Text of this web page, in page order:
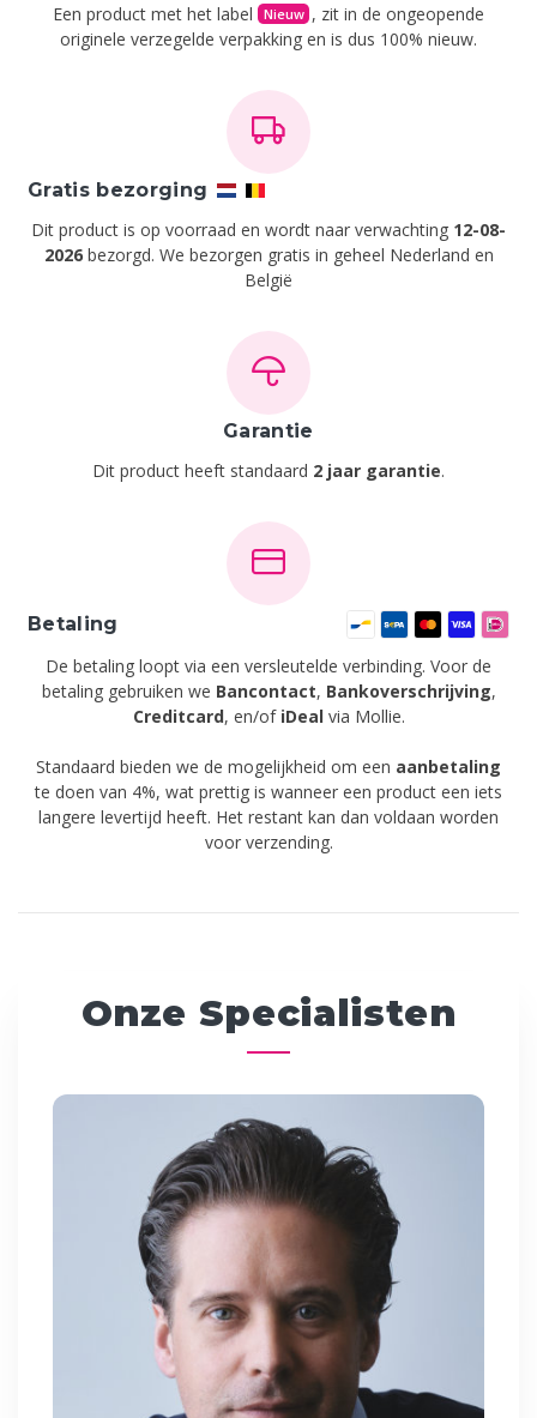
Een product met het label Nieuw , zit in de ongeopende
originele verzegelde verpakking en is dus 100% nieuw.
Gratis bezorging
Dit product is op voorraad en wordt naar verwachting 12-08-
2026bezorgd. We bezorgen gratis in geheel Nederland en
België
Garantie
Dit product heeft standaard 2 jaar garantie.
Betaling
De betaling loopt via een versleutelde verbinding. Voor de
betaling gebruiken we Bancontact, Bankoverschrijving,
Creditcard, en/of iDeal via Mollie.
Standaard bieden we de mogelijkheid om een aanbetaling
te doen van 4%, wat prettig is wanneer een product een iets
langere levertijd heeft. Het restant kan dan voldaan worden
voor verzending.
Onze Specialisten